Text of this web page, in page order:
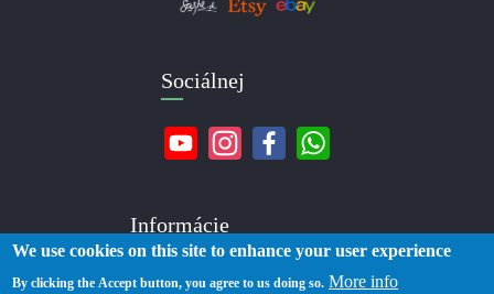
Sociálnej
Informácie
O nás
We use cookies on this site to enhance your user experience
By clicking the Accept button, you agree to us doing so. More info